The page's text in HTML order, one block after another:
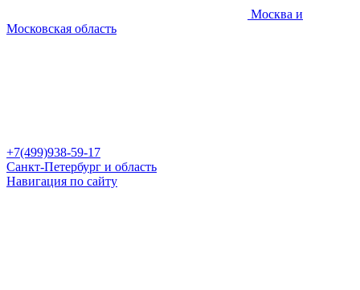
Москва и
Московская область
+7(499)938-59-17
Санкт-Петербург и область
Навигация по сайту